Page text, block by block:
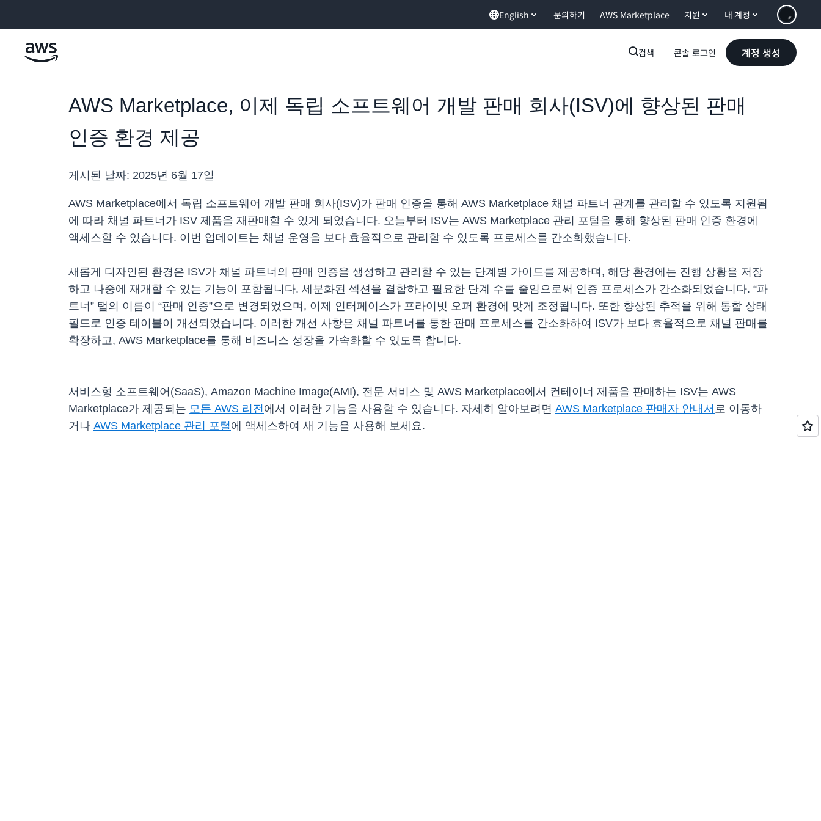
English 문의하기 AWS Marketplace 지원 내 계정
검색 콘솔 로그인 계정 생성
AWS Marketplace, 이제 독립 소프트웨어 개발 판매 회사(ISV)에 향상된 판매
인증 환경 제공
게시된 날짜: 2025년 6월 17일
AWS Marketplace에서 독립 소프트웨어 개발 판매 회사(ISV)가 판매 인증을 통해 AWS Marketplace 채널 파트너 관계를 관리할 수 있도록 지원됨
에 따라 채널 파트너가 ISV 제품을 재판매할 수 있게 되었습니다. 오늘부터 ISV는 AWS Marketplace 관리 포털을 통해 향상된 판매 인증 환경에
액세스할 수 있습니다. 이번 업데이트는 채널 운영을 보다 효율적으로 관리할 수 있도록 프로세스를 간소화했습니다.
새롭게 디자인된 환경은 ISV가 채널 파트너의 판매 인증을 생성하고 관리할 수 있는 단계별 가이드를 제공하며, 해당 환경에는 진행 상황을 저장
하고 나중에 재개할 수 있는 기능이 포함됩니다. 세분화된 섹션을 결합하고 필요한 단계 수를 줄임으로써 인증 프로세스가 간소화되었습니다. “파
트너” 탭의 이름이 “판매 인증”으로 변경되었으며, 이제 인터페이스가 프라이빗 오퍼 환경에 맞게 조정됩니다. 또한 향상된 추적을 위해 통합 상태
필드로 인증 테이블이 개선되었습니다. 이러한 개선 사항은 채널 파트너를 통한 판매 프로세스를 간소화하여 ISV가 보다 효율적으로 채널 판매를
확장하고, AWS Marketplace를 통해 비즈니스 성장을 가속화할 수 있도록 합니다.
서비스형 소프트웨어(SaaS), Amazon Machine Image(AMI), 전문 서비스 및 AWS Marketplace에서 컨테이너 제품을 판매하는 ISV는 AWS
Marketplace가 제공되는 모든 AWS 리전에서 이러한 기능을 사용할 수 있습니다. 자세히 알아보려면 AWS Marketplace 판매자 안내서 로 이동하
거나 AWS Marketplace 관리 포털 에 액세스하여 새 기능을 사용해 보세요.